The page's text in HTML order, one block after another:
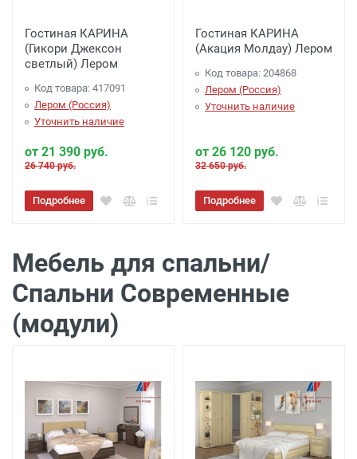
Гостиная КАРИНА
(Гикори Джексон
светлый) Лером
Код товара: 417091
Лером (Россия)
Уточнить наличие
от 21 390 руб.
26 740 руб.
Подробнее
Гостиная КАРИНА
(Акация Молдау) Лером
Код товара: 204868
Лером (Россия)
Уточнить наличие
от 26 120 руб.
32 650 руб.
Подробнее
Мебель для спальни/
Спальни Современные
(модули)